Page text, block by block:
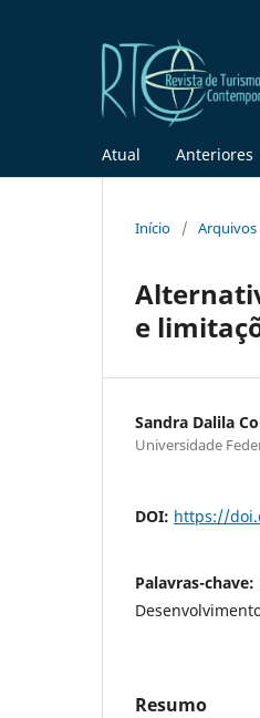
Atual Anteriores
Início / Arquivos
e
Sandra Dalila
Universidade
DOI: https://
Palavras-chave:
Resumo